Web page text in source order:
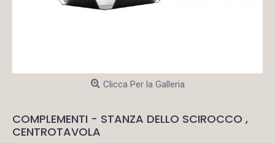
Clicca Per la Galleria
COMPLEMENTI - STANZA DELLO SCIROCCO ,
CENTROTAVOLA